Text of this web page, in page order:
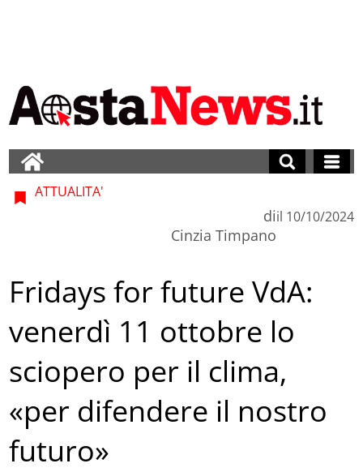
ATTUALITA'
di
Cinzia Timpano
il 10/10/2024
Fridays for future VdA:
venerdì 11 ottobre lo
sciopero per il clima,
«per difendere il nostro
futuro»